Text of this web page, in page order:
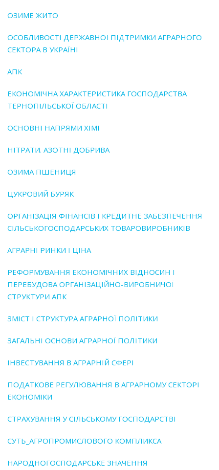
ОЗИМЕ ЖИТО
ОСОБЛИВОСТІ ДЕРЖАВНОЇ ПІДТРИМКИ АГРАРНОГО
СЕКТОРА В УКРАЇНІ
АПК
ЕКОНОМІЧНА ХАРАКТЕРИСТИКА ГОСПОДАРСТВА
ТЕРНОПІЛЬСЬКОЇ ОБЛАСТІ
ОСНОВНІ НАПРЯМИ ХІМІ
НІТРАТИ. АЗОТНІ ДОБРИВА
ОЗИМА ПШЕНИЦЯ
ЦУКРОВИЙ БУРЯК
ОРГАНІЗАЦІЯ ФІНАНСІВ І КРЕДИТНЕ ЗАБЕЗПЕЧЕННЯ
СІЛЬСЬКОГОСПОДАРСЬКИХ ТОВАРОВИРОБНИКІВ
АГРАРНІ РИНКИ І ЦІНА
РЕФОРМУВАННЯ ЕКОНОМІЧНИХ ВІДНОСИН І
ПЕРЕБУДОВА ОРГАНІЗАЦІЙНО-ВИРОБНИЧОЇ
СТРУКТУРИ АПК
ЗМІСТ І СТРУКТУРА АГРАРНОЇ ПОЛІТИКИ
ЗАГАЛЬНІ ОСНОВИ АГРАРНОЇ ПОЛІТИКИ
ІНВЕСТУВАННЯ В АГРАРНІЙ СФЕРІ
ПОДАТКОВЕ РЕГУЛЮВАННЯ В АГРАРНОМУ СЕКТОРІ
ЕКОНОМІКИ
СТРАХУВАННЯ У СІЛЬСЬКОМУ ГОСПОДАРСТВІ
СУТЬ_АГРОПРОМИСЛОВОГО КОМПЛИКСА
НАРОДНОГОСПОДАРСЬКЕ ЗНАЧЕННЯ